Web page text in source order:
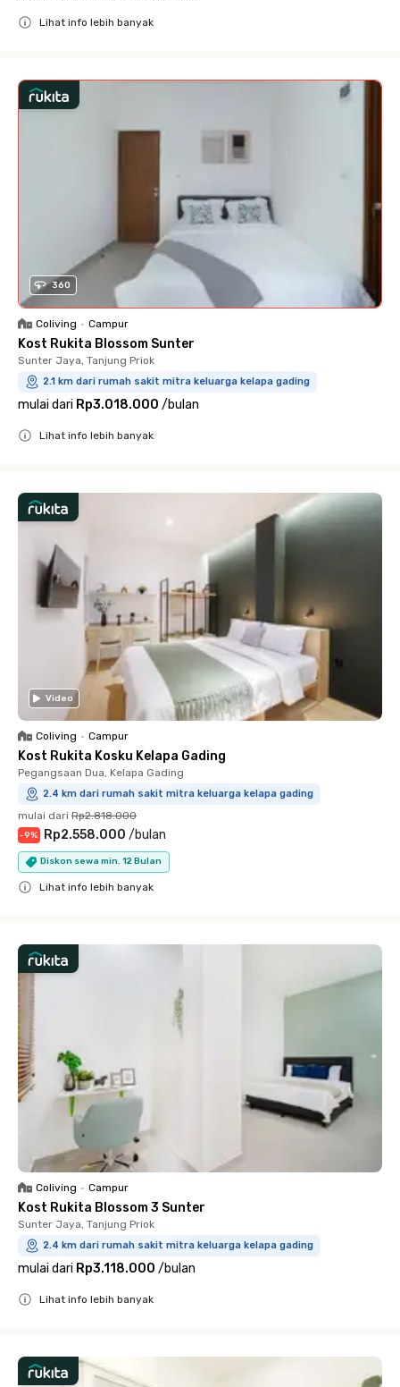
Lihat info lebih banyak
360
Coliving • Campur
Kost Rukita Blossom Sunter
Sunter Jaya, Tanjung Priok
2.1 km dari rumah sakit mitra keluarga kelapa gading
mulai dari Rp3.018.000 /bulan
Lihat info lebih banyak
Video
Coliving • Campur
Kost Rukita Kosku Kelapa Gading
Pegangsaan Dua, Kelapa Gading
2.4 km dari rumah sakit mitra keluarga kelapa gading
mulai dari Rp2.818.000
-9% Rp2.558.000 /bulan
Diskon sewa min. 12 Bulan
Lihat info lebih banyak
Coliving • Campur
Kost Rukita Blossom 3 Sunter
Sunter Jaya, Tanjung Priok
2.4 km dari rumah sakit mitra keluarga kelapa gading
mulai dari Rp3.118.000 /bulan
Lihat info lebih banyak